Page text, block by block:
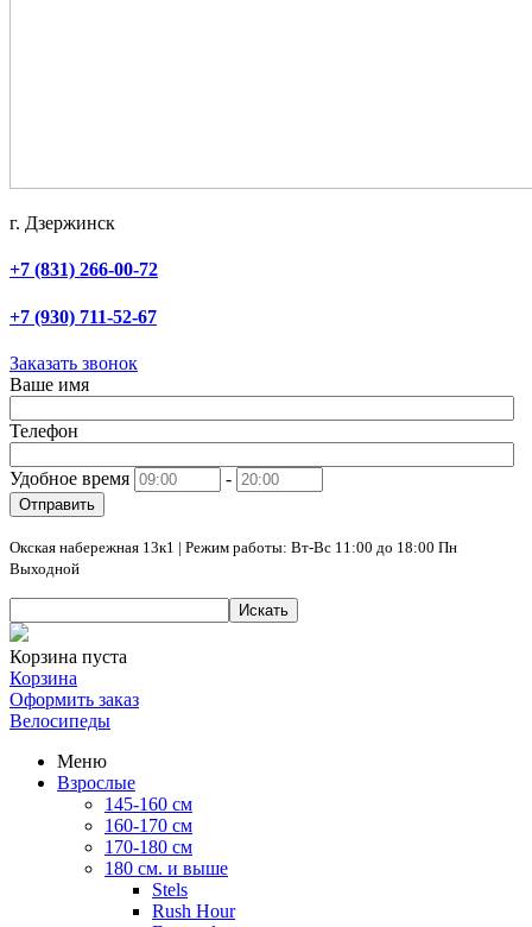
г. Дзержинск
+7 (831) 266-00-72
+7 (930) 711-52-67
Заказать звонок
Ваше имя
Телефон
Удобное время -
Отправить
Окская набережная 13к1 | Режим работы: Вт-Вс 11:00 до 18:00 Пн
Выходной
Искать
Корзина пуста
Корзина
Оформить заказ
Велосипеды
Меню
Взрослые
145-160 см
160-170 см
170-180 см
180 см. и выше
Stels
Rush Hour